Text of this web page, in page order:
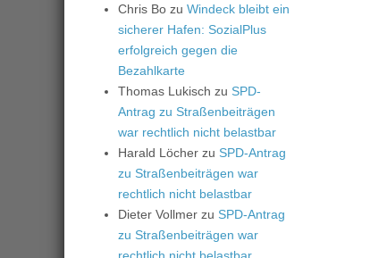
Chris Bo zu Windeck bleibt ein
sicherer Hafen: SozialPlus
erfolgreich gegen die
Bezahlkarte
Thomas Lukisch zu SPD-
Antrag zu Straßenbeiträgen
war rechtlich nicht belastbar
Harald Löcher zu SPD-Antrag
zu Straßenbeiträgen war
rechtlich nicht belastbar
Dieter Vollmer zu SPD-Antrag
zu Straßenbeiträgen war
rechtlich nicht belastbar